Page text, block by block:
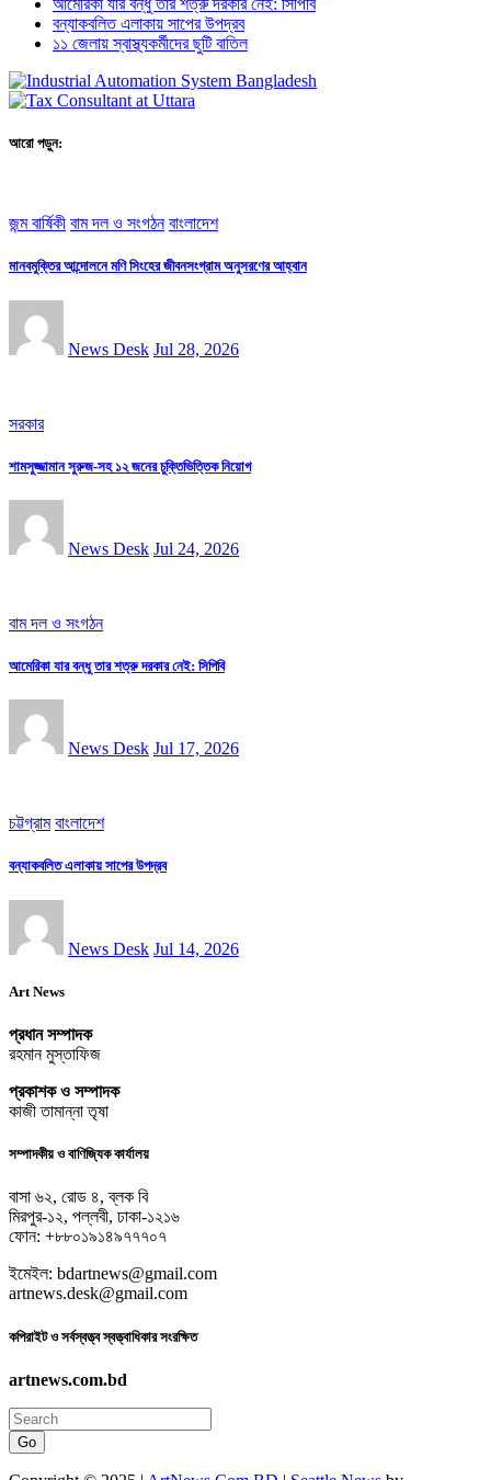
আমেরিকা যার বন্ধু তার শত্রু দরকার নেই: সিপিবি
বন্যাকবলিত এলাকায় সাপের উপদ্রব
১১ জেলায় স্বাস্থ্যকর্মীদের ছুটি বাতিল
আরো পড়ুন:
জন্ম বার্ষিকী বাম দল ও সংগঠন বাংলাদেশ
মানবমুক্তির আন্দোলনে মণি সিংহের জীবনসংগ্রাম অনুসরণের আহ্বান
News Desk Jul 28, 2026
সরকার
শামসুজ্জামান সুরুজ-সহ ১২ জনের চুক্তিভিত্তিক নিয়োগ
News Desk Jul 24, 2026
বাম দল ও সংগঠন
আমেরিকা যার বন্ধু তার শত্রু দরকার নেই: সিপিবি
News Desk Jul 17, 2026
চট্টগ্রাম বাংলাদেশ
বন্যাকবলিত এলাকায় সাপের উপদ্রব
News Desk Jul 14, 2026
Art News
প্রধান সম্পাদক
রহমান মুস্তাফিজ
প্রকাশক ও সম্পাদক
কাজী তামান্না তৃষা
সম্পাদকীয় ও বাণিজ্যিক কার্যালয়
বাসা ৬২, রোড ৪, ব্লক বি
মিরপুর-১২, পল্লবী, ঢাকা-১২১৬
ফোন: +৮৮০১৯১৪৯৭৭৭০৭
ইমেইল: bdartnews@gmail.com
artnews.desk@gmail.com
কপিরাইট ও সর্বস্বত্ত্ব স্বত্ত্বাধিকার সংরক্ষিত
artnews.com.bd
Go